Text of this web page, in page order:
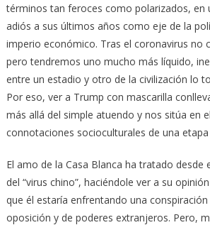
términos tan feroces como polarizados, en
adiós a sus últimos años como eje de la
imperio económico. Tras el coronavirus no
pero tendremos uno mucho más líquido,
entre un estadio y otro de la civilización lo
Por eso, ver a Trump con mascarilla
más allá del simple atuendo y nos sitúa en
connotaciones socioculturales de una
El amo de la Casa Blanca ha tratado desde
del “virus chino”, haciéndole ver a su
que él estaría enfrentando una
oposición y de poderes extranjeros. Pero,